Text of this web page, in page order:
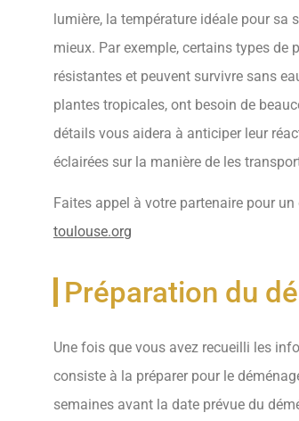
lumière, la température idéale pour sa
mieux. Par exemple, certains types de
résistantes et peuvent survivre sans
plantes tropicales, ont besoin de
détails vous aidera à anticiper leur
éclairées sur la manière de les
Faites appel à votre partenaire pour
toulouse.org
Préparation du
Une fois que vous avez recueilli les
consiste à la préparer pour le
semaines avant la date prévue du